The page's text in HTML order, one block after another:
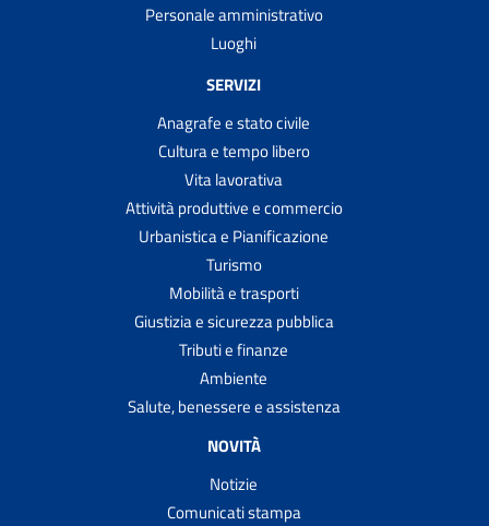
Personale amministrativo
Luoghi
SERVIZI
Anagrafe e stato civile
Cultura e tempo libero
Vita lavorativa
Attività produttive e commercio
Urbanistica e Pianificazione
Turismo
Mobilità e trasporti
Giustizia e sicurezza pubblica
Tributi e finanze
Ambiente
Salute, benessere e assistenza
NOVITÀ
Notizie
Comunicati stampa